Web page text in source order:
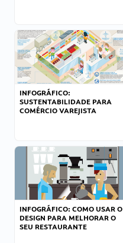
INFOGRÁFICO:
SUSTENTABILIDADE PARA
COMÉRCIO VAREJISTA
INFOGRÁFICO: COMO USAR O
DESIGN PARA MELHORAR O
SEU RESTAURANTE